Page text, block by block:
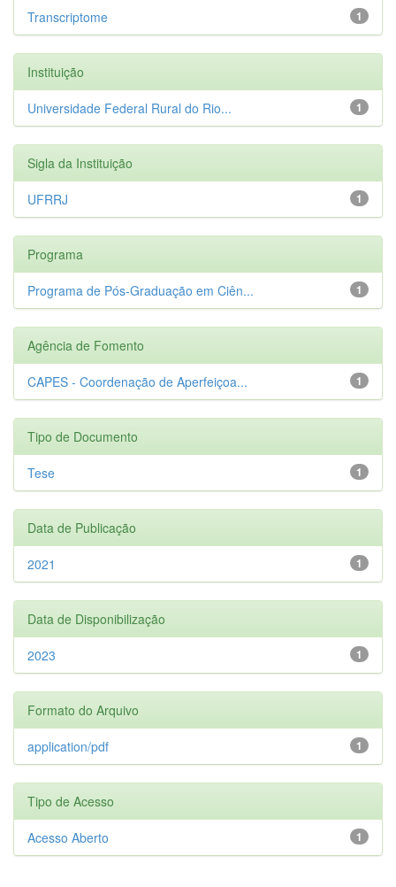
1
Transcriptome
Instituição
1
Universidade Federal Rural do Rio...
Sigla da Instituição
1
UFRRJ
Programa
1
Programa de Pós-Graduação em Ciên...
Agência de Fomento
1
CAPES - Coordenação de Aperfeiçoa...
Tipo de Documento
1
Tese
Data de Publicação
1
2021
Data de Disponibilização
1
2023
Formato do Arquivo
1
application/pdf
Tipo de Acesso
1
Acesso Aberto